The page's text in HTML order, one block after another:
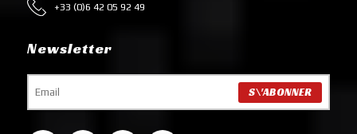
+33 (0)6 42 05 92 49
Newsletter